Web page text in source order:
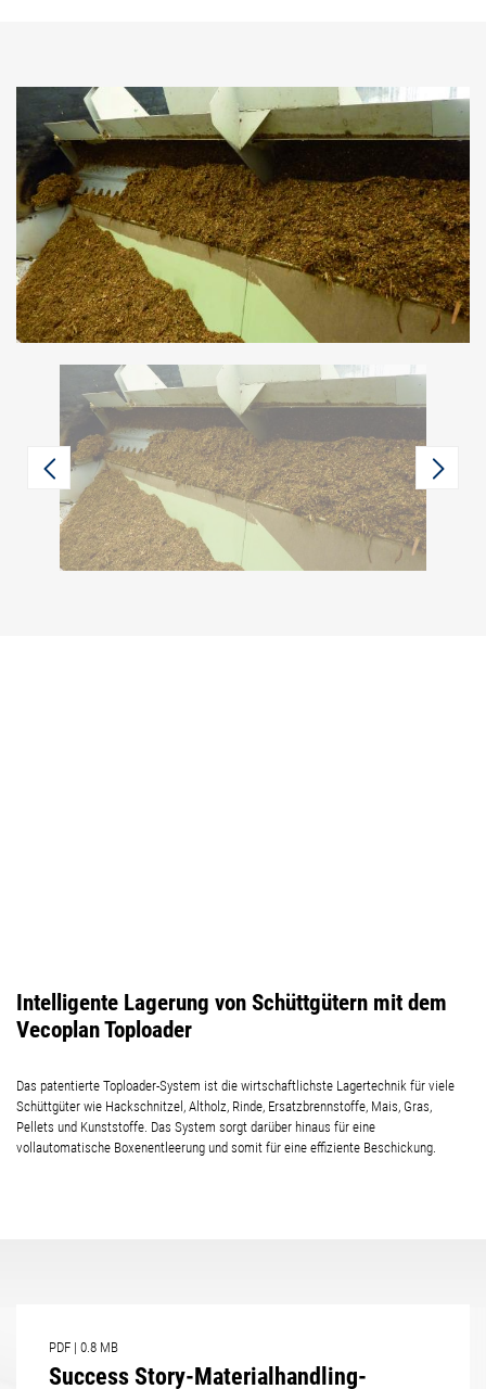
Intelligente Lagerung von Schüttgütern mit dem
Vecoplan Toploader
Das patentierte Toploader-System ist die wirtschaftlichste Lagertechnik für viele
Schüttgüter wie Hackschnitzel, Altholz, Rinde, Ersatzbrennstoffe, Mais, Gras,
Pellets und Kunststoffe. Das System sorgt darüber hinaus für eine
vollautomatische Boxenentleerung und somit für eine effiziente Beschickung.
PDF | 0.8 MB
Success Story-Materialhandling-